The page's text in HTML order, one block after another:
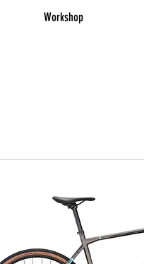
Workshop